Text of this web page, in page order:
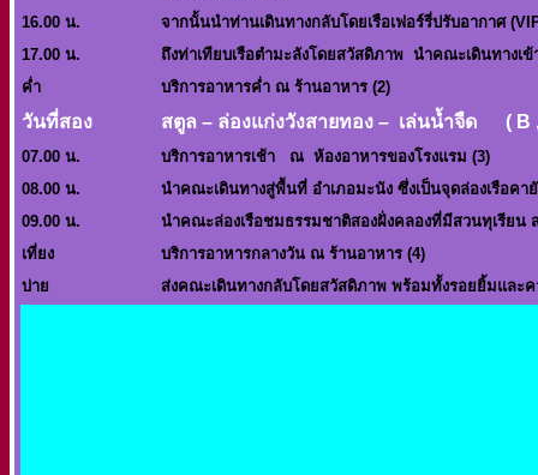
16.00 น.
จากนั้นนำท่านเดินทางกลับโดยเรือเฟอร์รี่ปรับอากาศ
17.00 น.
ถึงท่าเทียบเรือตำมะลังโดยสวัสดิภาพ นำคณะเดินทางเ
ค่ำ
บริการอาหารค่ำ ณ ร้านอาหาร (2)
วันที่สอง สตูล – ล่องแก่งวังสายทอง –
07.00 น.
บริการอาหารเช้า ณ ห้องอาหารของโรงแรม (3)
08.00 น.
นำคณะเดินทางสู่พื้นที่ อำเภอมะนัง ซึ่งเป็นจุดล่องเรือค
09.00 น.
นำคณะล่องเรือชมธรรมชาติสองฝั่งคลองที่มีสวนทุเรียน
เที่ยง
บริการอาหารกลางวัน ณ ร้านอาหาร (4)
บ่าย
ส่งคณะเดินทางกลับโดยสวัสดิภาพ พร้อมทั้งรอยยิ้มและค